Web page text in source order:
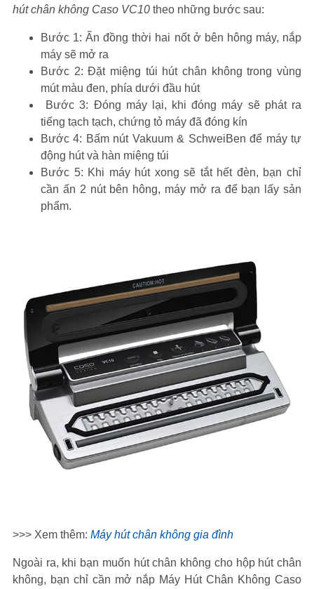
hút chân không Caso VC10 theo những bước sau:
Bước 1: Ấn đồng thời hai nốt ở bên hông máy, nắp
máy sẽ mở ra
Bước 2: Đặt miệng túi hút chân không trong vùng
mút màu đen, phía dưới đầu hút
Bước 3: Đóng máy lại, khi đóng máy sẽ phát ra
tiếng tạch tạch, chứng tỏ máy đã đóng kín
Bước 4: Bấm nút Vakuum & SchweiBen để máy tự
động hút và hàn miệng túi
Bước 5: Khi máy hút xong sẽ tắt hết đèn, bạn chỉ
cần ấn 2 nút bên hông, máy mở ra để bạn lấy sản
phẩm.
>>> Xem thêm: Máy hút chân không gia đình
Ngoài ra, khi bạn muốn hút chân không cho hộp hút chân
không, bạn chỉ cần mở nắp Máy Hút Chân Không Caso